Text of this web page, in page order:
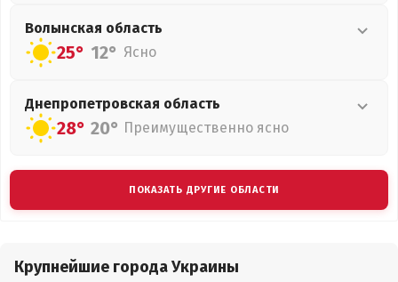
Волынская область
25° 12° Ясно
Днепропетровская область
28° 20° Преимущественно ясно
ПОКАЗАТЬ ДРУГИЕ ОБЛАСТИ
Крупнейшие города Украины